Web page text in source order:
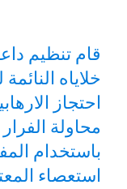
قام تنظيم
خلاياه
احتجاز
محاولة
باستخدام
استعصاء